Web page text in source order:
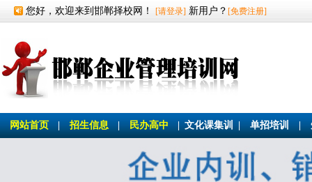
您好，欢迎来到邯郸择校网！ [请登录] 新用户？ [免费注册]
网站首页 招生信息 民办高中 文化课集训 单招培训